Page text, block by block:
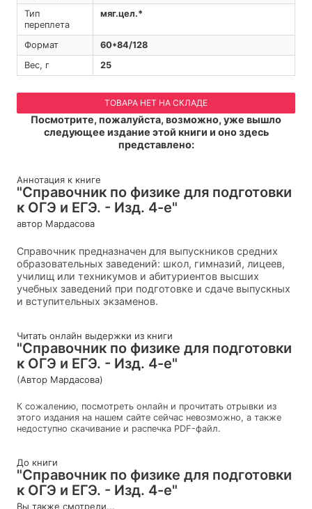
Тип
переплета
мяг.цел.*
Формат
60*84/128
Вес, г
25
ТОВАРА НЕТ НА СКЛАДЕ
Посмотрите, пожалуйста, возможно, уже вышло
следующее издание этой книги и оно здесь
представлено:
Аннотация к книге
"Справочник по физике для подготовки
к ОГЭ и ЕГЭ. - Изд. 4-е"
автор Мардасова
Справочник предназначен для выпускников средних
образовательных заведений: школ, гимназий, лицеев,
училищ или техникумов и абитуриентов высших
учебных заведений при подготовке и сдаче выпускных
и вступительных экзаменов.
Читать онлайн выдержки из книги
"Справочник по физике для подготовки
к ОГЭ и ЕГЭ. - Изд. 4-е"
(Автор Мардасова)
К сожалению, посмотреть онлайн и прочитать отрывки из
этого издания на нашем сайте сейчас невозможно, а также
недоступно скачивание и распечка PDF-файл.
До книги
"Справочник по физике для подготовки
к ОГЭ и ЕГЭ. - Изд. 4-е"
Вы также смотрели...